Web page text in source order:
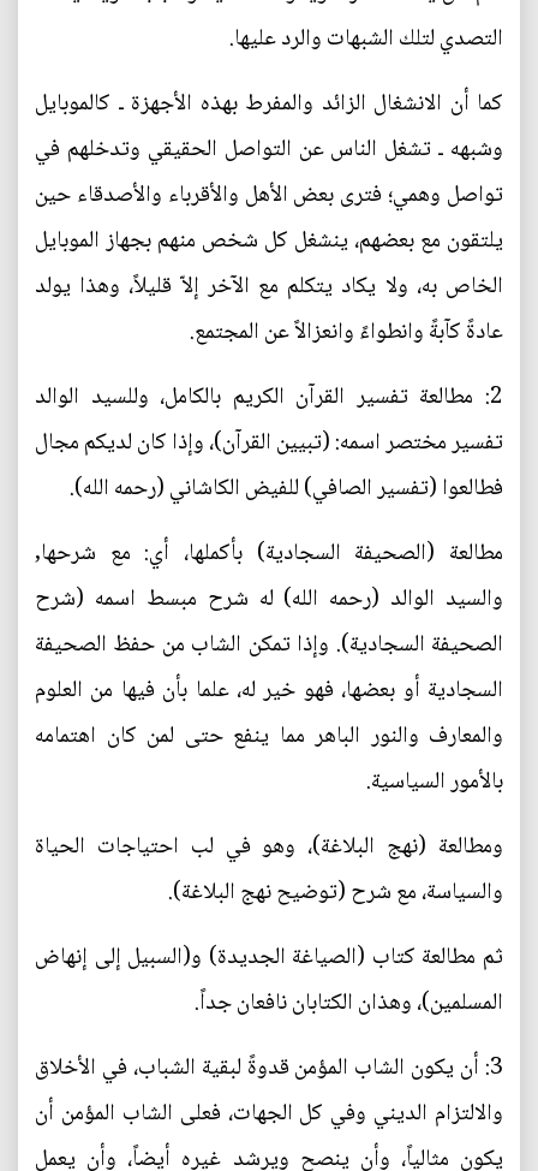
التصدي لتلك الشبهات والرد عليها.
كما أن الانشغال الزائد والمفرط بهذه الأجهزة ـ كالموبايل
وشبهه ـ تشغل الناس عن التواصل الحقيقي وتدخلهم في
تواصل وهمي؛ فترى بعض الأهل والأقرباء والأصدقاء حين
يلتقون مع بعضهم، ينشغل كل شخص منهم بجهاز الموبايل
الخاص به، ولا يكاد يتكلم مع الآخر إلاّ قليلاً، وهذا يولد
عادةً كآبةً وانطواءً وانعزالاً عن المجتمع.
2: مطالعة تفسير القرآن الكريم بالكامل، وللسيد الوالد
تفسير مختصر اسمه: (تبيين القرآن)، وإذا كان لديكم مجال
فطالعوا (تفسير الصافي) للفيض الكاشاني (رحمه الله).
مطالعة (الصحيفة السجادية) بأكملها، أي: مع شرحها,
والسيد الوالد (رحمه الله) له شرح مبسط اسمه (شرح
الصحيفة السجادية). وإذا تمكن الشاب من حفظ الصحيفة
السجادية أو بعضها، فهو خير له، علما بأن فيها من العلوم
والمعارف والنور الباهر مما ينفع حتى لمن كان اهتمامه
بالأمور السياسية.
ومطالعة (نهج البلاغة)، وهو في لب احتياجات الحياة
والسياسة، مع شرح (توضيح نهج البلاغة).
ثم مطالعة كتاب (الصياغة الجديدة) و(السبيل إلى إنهاض
المسلمين)، وهذان الكتابان نافعان جداً.
3: أن يكون الشاب المؤمن قدوةً لبقية الشباب، في الأخلاق
والالتزام الديني وفي كل الجهات، فعلى الشاب المؤمن أن
يكون مثالياً، وأن ينصح ويرشد غيره أيضاً، وأن يعمل